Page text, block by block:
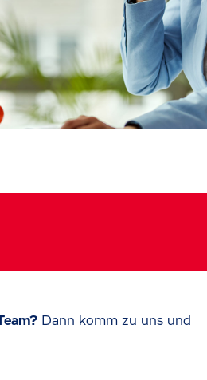
Dann komm zu uns und